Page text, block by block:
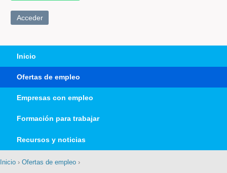
Acceder
Inicio
Ofertas de empleo
Empresas con empleo
Formación para trabajar
Recursos y noticias
Inicio › Ofertas de empleo ›